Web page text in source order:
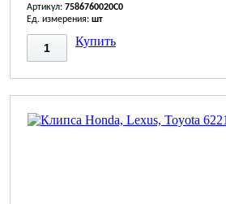
Артикул: 7586760020C0
Ед. измерения: шт
Купить